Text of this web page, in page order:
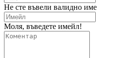
Не сте въвели валидно име
Моля, въведете имейл!